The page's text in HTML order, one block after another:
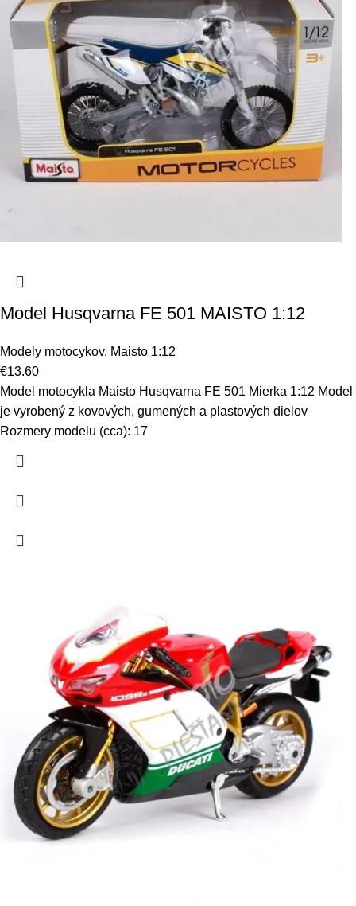
Model Husqvarna FE 501 MAISTO 1:12
Modely motocykov, Maisto 1:12
€13.60
Model motocykla Maisto Husqvarna FE 501 Mierka 1:12 Model
je vyrobený z kovových, gumených a plastových dielov
Rozmery modelu (cca): 17